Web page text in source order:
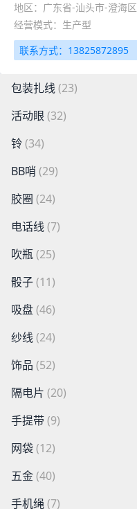
地区：广东省-汕头市-澄海区
经营模式：生产型
联系方式：13825872895
包装扎线(23)
活动眼 (32)
铃(34)
BB哨 (29)
胶圈 (24)
电话线(7)
吹瓶(25)
骰子(11)
吸盘(46)
纱线(24)
饰品 (52)
隔电片 (20)
手提带(9)
网袋(12)
五金(40)
手机绳(7)